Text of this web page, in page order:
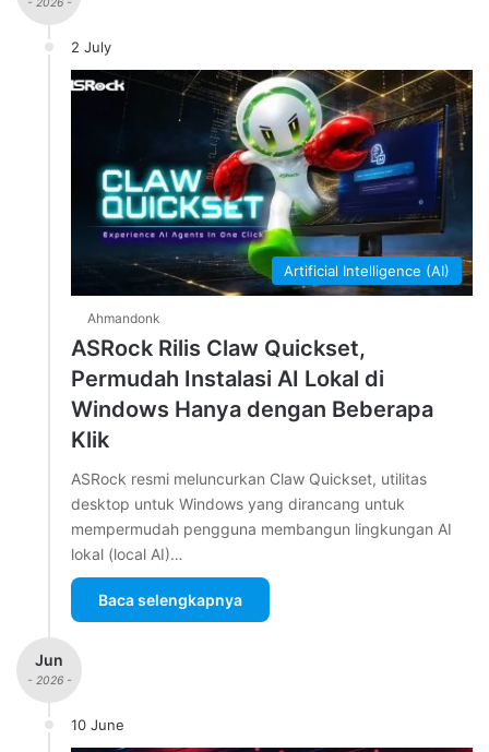
2 July
Artificial Intelligence (AI)
Ahmandonk
ASRock Rilis Claw Quickset,
Permudah Instalasi AI Lokal di
Windows Hanya dengan Beberapa
Klik
ASRock resmi meluncurkan Claw Quickset, utilitas
desktop untuk Windows yang dirancang untuk
mempermudah pengguna membangun lingkungan AI
lokal (local AI)…
Baca selengkapnya
Jun
- 2026 -
10 June